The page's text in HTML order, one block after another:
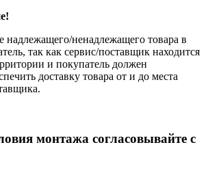
надлежащего/ненадлежащего товара в
так как сервис/поставщик находится
и покупатель должен
доставку товара от и до места
монтажа согласовывайте с